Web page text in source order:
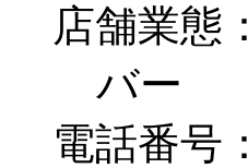
店舗業態：
バー
電話番号：